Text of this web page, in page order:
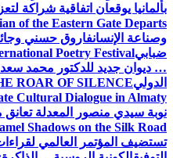
بألمانيا يوقعان اتفاقية شراكة
of the Eastern Gate Departs
وصناعة الإنسانفاروق حسني
ضبابيPoetry Festival
… ديوان جديد للدكتور محمد
الدوليROAR OF SILENCE
Cultural Dialogue in Almaty
نوبة سيدي منصور المعدلة تعانق
Shadows on the Silk Road
تستضيف المؤتمر العالمي